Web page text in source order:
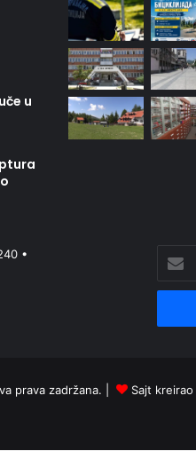
u
•
your
Email
prava zadržana. | Sajt kreirao